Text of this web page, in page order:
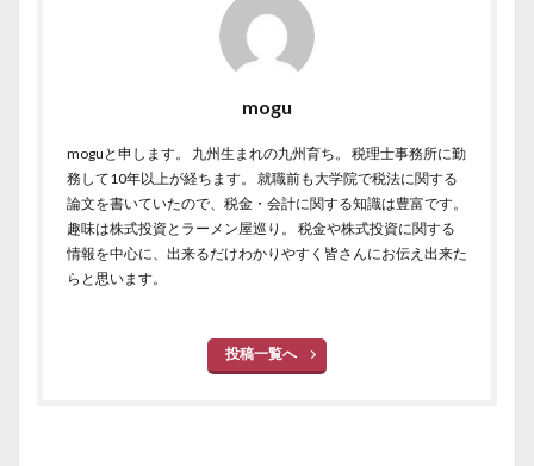
mogu
moguと申します。 九州生まれの九州育ち。 税理士事務所に勤
務して10年以上が経ちます。 就職前も大学院で税法に関する
論文を書いていたので、税金・会計に関する知識は豊富です。
趣味は株式投資とラーメン屋巡り。 税金や株式投資に関する
情報を中心に、出来るだけわかりやすく皆さんにお伝え出来た
らと思います。
投稿一覧へ